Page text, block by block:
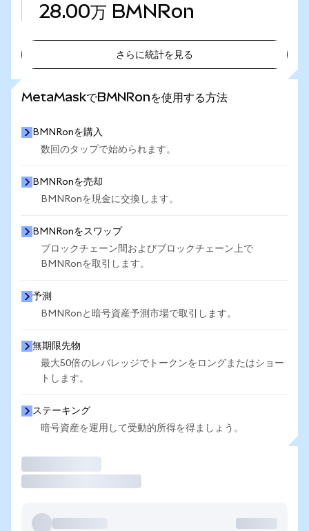
28.00万 BMNRon
さらに統計を見る
MetaMaskでBMNRonを使用する方法
BMNRonを購入
数回のタップで始められます。
BMNRonを売却
BMNRonを現金に交換します。
BMNRonをスワップ
ブロックチェーン間およびブロックチェーン上で
BMNRonを取引します。
予測
BMNRonと暗号資産予測市場で取引します。
無期限先物
最大50倍のレバレッジでトークンをロングまたはショー
トします。
ステーキング
暗号資産を運用して受動的所得を得ましょう。